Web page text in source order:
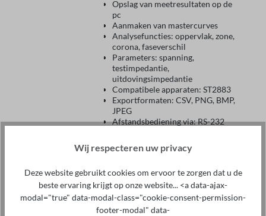
Opslag van meetresultaten op de
pc
Aanmaken van mastercurves
Analysefuncties: oppervlak, zone,
corona, faseverschil
Parameters: spanning,
testimpedantie,
uitdovingsimpedantie
Compatibele apparaten: ST2883
Exportformaten: CSV, PNG, BMP,
JPEG
Afstandsbediening via: RS-232
Besturingssysteem: Windows
Toevoegen aan winkelmandje
Wij respecteren uw privacy
Deze website gebruikt cookies om ervoor te zorgen dat u de
beste ervaring krijgt op onze website... <a data-ajax-
modal="true" data-modal-class="cookie-consent-permission-
footer-modal" data-